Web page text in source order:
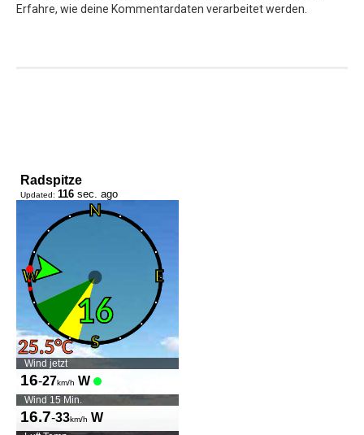
Erfahre, wie deine Kommentardaten verarbeitet werden.